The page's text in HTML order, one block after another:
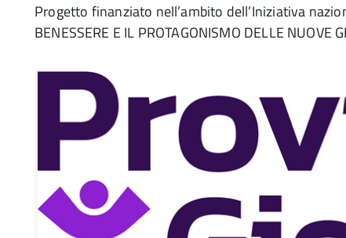
Progetto finanziato nell’ambito dell’Iniziativa
BENESSERE E IL PROTAGONISMO DELLE NUOVE